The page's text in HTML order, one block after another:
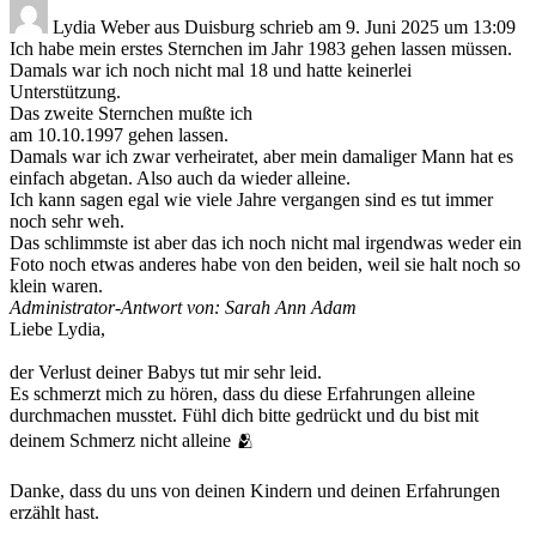
Lydia Weberaus Duisburg schrieb am 9. Juni 2025 um 13:09
Ich habe mein erstes Sternchen im Jahr 1983 gehen lassen müssen.
Damals war ich noch nicht mal 18 und hatte keinerlei
Unterstützung.
Das zweite Sternchen mußte ich
am 10.10.1997 gehen lassen.
Damals war ich zwar verheiratet, aber mein damaliger Mann hat es
einfach abgetan. Also auch da wieder alleine.
Ich kann sagen egal wie viele Jahre vergangen sind es tut immer
noch sehr weh.
Das schlimmste ist aber das ich noch nicht mal irgendwas weder ein
Foto noch etwas anderes habe von den beiden, weil sie halt noch so
klein waren.
Administrator-Antwort von: Sarah Ann Adam
Liebe Lydia,
der Verlust deiner Babys tut mir sehr leid.
Es schmerzt mich zu hören, dass du diese Erfahrungen alleine
durchmachen musstet. Fühl dich bitte gedrückt und du bist mit
deinem Schmerz nicht alleine 🫂
Danke, dass du uns von deinen Kindern und deinen Erfahrungen
erzählt hast.